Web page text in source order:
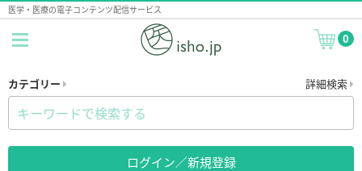
医学・医療の電子コンテンツ配信サービス
0
カテゴリー 詳細検索
ログイン／新規登録